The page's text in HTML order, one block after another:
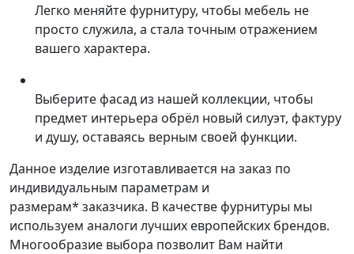
Легко меняйте фурнитуру, чтобы мебель не
просто служила, а стала точным отражением
вашего характера.
Выберите фасад из нашей коллекции, чтобы
предмет интерьера обрёл новый силуэт, фактуру
и душу, оставаясь верным своей функции.
Данное изделие изготавливается на заказ по
индивидуальным параметрам и
размерам* заказчика. В качестве фурнитуры мы
используем аналоги лучших европейских брендов.
Многообразие выбора позволит Вам найти